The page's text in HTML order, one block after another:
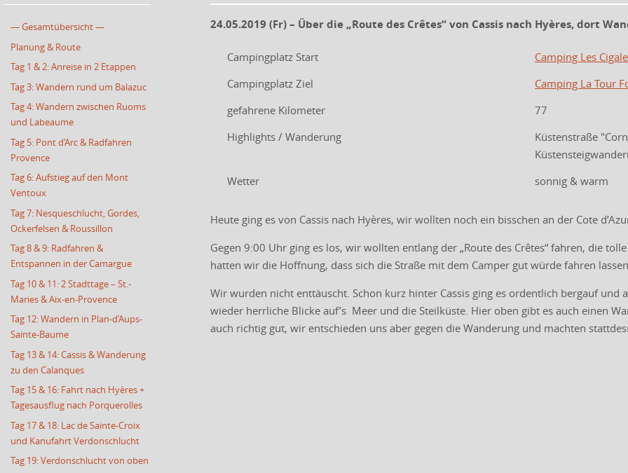
24.05.2019 (Fr) – Über die „Route des Crêtes“ von Cassis nach Hyères, dort
Campingplatz Start
Camping Les
Campingplatz Ziel
Camping La Tour
gefahrene Kilometer
77
Highlights / Wanderung
Küstenstraße
Wetter
sonnig & warm
Heute ging es von Cassis nach Hyères, wir wollten noch ein bisschen an der Cote
Gegen 9:00 Uhr ging es los, wir wollten entlang der „Route des Crêtes“ fahren, die
hatten wir die Hoffnung, dass sich die Straße mit dem Camper gut würde fahren
Wir wurden nicht enttäuscht. Schon kurz hinter Cassis ging es ordentlich bergauf
wieder herrliche Blicke auf’s Meer und die Steilküste. Hier oben gibt es auch einen
auch richtig gut, wir entschieden uns aber gegen die Wanderung und machten
— Gesamtübersicht —
Planung & Route
Tag 1 & 2: Anreise in 2 Etappen
Tag 3: Wandern rund um Balazuc
Tag 4: Wandern zwischen Ruoms
und Labeaume
Tag 5: Pont d’Arc & Radfahren
Provence
Tag 6: Aufstieg auf den Mont
Ventoux
Tag 7: Nesqueschlucht, Gordes,
Ockerfelsen & Roussillon
Tag 8 & 9: Radfahren &
Entspannen in der Camargue
Tag 10 & 11: 2 Stadttage – St.-
Maries & Aix-en-Provence
Tag 12: Wandern in Plan-d’Aups-
Sainte-Baume
Tag 13 & 14: Cassis & Wanderung
zu den Calanques
Tag 15 & 16: Fahrt nach Hyères +
Tagesausflug nach Porquerolles
Tag 17 & 18: Lac de Sainte-Croix
und Kanufahrt Verdonschlucht
Tag 19: Verdonschlucht von oben